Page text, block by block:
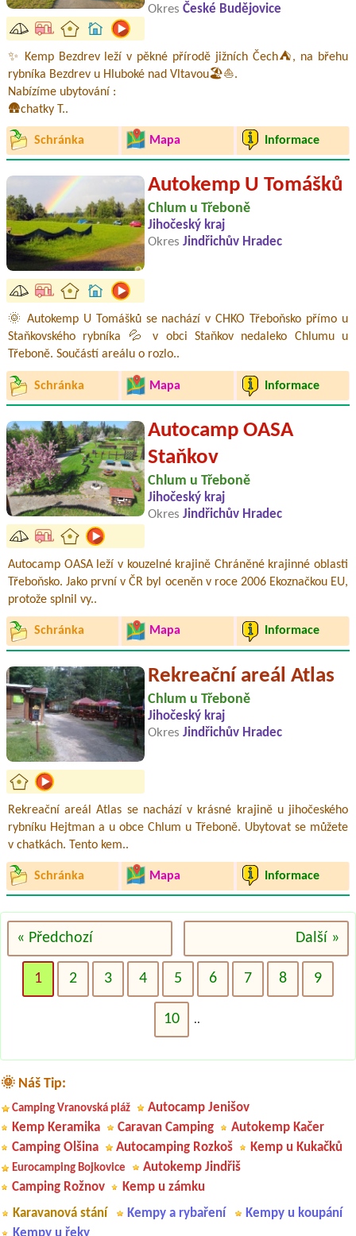
Okres České Budějovice
✨ Kemp Bezdrev leží v pěkné přírodě jižních Čech⛺, na břehu
rybníka Bezdrev u Hluboké nad Vltavou🏖️⛵.
Nabízíme ubytování :
🛖chatky T..
Schránka Mapa Informace
Autokemp U Tomášků
Chlum u Třeboně
Jihočeský kraj
Okres Jindřichův Hradec
🌞 Autokemp U Tomášků se nachází v CHKO Třeboňsko přímo u
Staňkovského rybníka 💦 v obci Staňkov nedaleko Chlumu u
Třeboně. Součástí areálu o rozlo..
Schránka Mapa Informace
Autocamp OASA
Staňkov
Chlum u Třeboně
Jihočeský kraj
Okres Jindřichův Hradec
Autocamp OASA leží v kouzelné krajině Chráněné krajinné oblasti
Třeboňsko. Jako první v ČR byl oceněn v roce 2006 Ekoznačkou EU,
protože splnil vy..
Schránka Mapa Informace
Rekreační areál Atlas
Chlum u Třeboně
Jihočeský kraj
Okres Jindřichův Hradec
Rekreační areál Atlas se nachází v krásné krajině u jihočeského
rybníku Hejtman a u obce Chlum u Třeboně. Ubytovat se můžete
v chatkách. Tento kem..
Schránka Mapa Informace
« Předchozí Další »
1 2 3 4 5 6 7 8 9
10 ..
🌞 Náš Tip:
Camping Vranovská pláž
Autocamp Jenišov
Kemp Keramika
Caravan Camping
Autokemp Kačer
Camping Olšina
Autocamping Rozkoš Kemp u Kukačků
Eurocamping Bojkovice
Autokemp Jindřiš
Camping Rožnov
Kemp u zámku
Karavanová stání
Kempy a rybaření
Kempy u koupání